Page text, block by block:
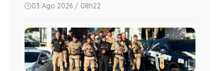
03 Ago 2026 / 08h22